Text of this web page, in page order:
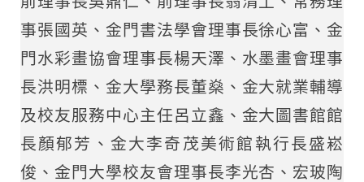
事張國英、金門書法學會理事長徐心富、金
門水彩畫協會理事長楊天澤、水墨畫會理事
長洪明標、金大學務長董燊、金大就業輔導
及校友服務中心主任呂立鑫、金大圖書館館
長顏郁芳、金大李奇茂美術館執行長盛崧
俊、金門大學校友會理事長李光杏、宏玻陶